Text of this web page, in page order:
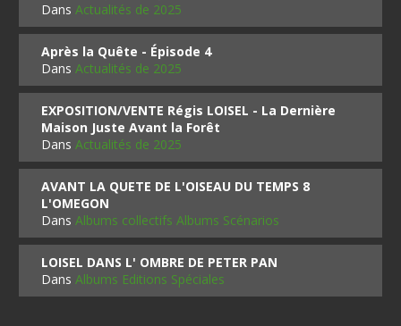
DansActualités de 2025
Après la Quête - Épisode 4
DansActualités de 2025
EXPOSITION/VENTE Régis LOISEL - La Dernière
Maison Juste Avant la Forêt
DansActualités de 2025
AVANT LA QUETE DE L'OISEAU DU TEMPS 8
L'OMEGON
DansAlbums collectifs Albums Scénarios
LOISEL DANS L' OMBRE DE PETER PAN
DansAlbums Editions Spéciales